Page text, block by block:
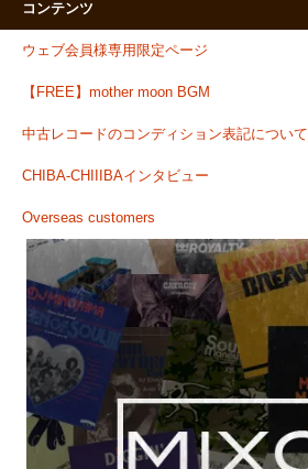
コンテンツ
ウェブ会員様専用限定ページ
【FREE】mother moon BGM
中古レコードのコンディション表記について
CHIBA-CHIIIBAインタビュー
Overseas customers